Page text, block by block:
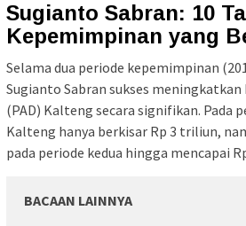
Sugianto Sabran: 10
Kepemimpinan yang
Selama dua periode kepemimpinan
Sugianto Sabran sukses meningkatkan
(PAD) Kalteng secara signifikan. Pada
Kalteng hanya berkisar Rp 3 triliun,
pada periode kedua hingga mencapai
BACAAN LAINNYA